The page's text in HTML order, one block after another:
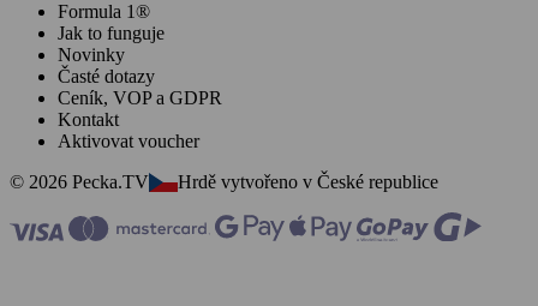
Formula 1®
Jak to funguje
Novinky
Časté dotazy
Ceník, VOP a GDPR
Kontakt
Aktivovat voucher
© 2026 Pecka.TV
Hrdě vytvořeno v České republice